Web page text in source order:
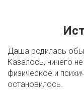
Даша родилась
Казалось, ничего
физическое и
остановилось.